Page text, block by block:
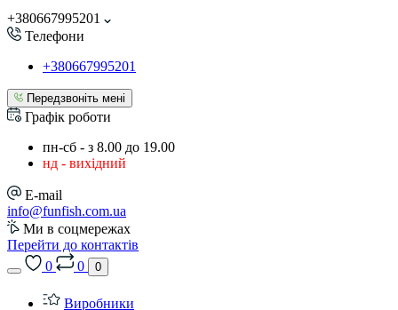
+380667995201
Телефони
+380667995201
Передзвоніть мені
Графік роботи
пн-сб - з 8.00 до 19.00
нд - вихідний
E-mail
info@funfish.com.ua
Ми в соцмережах
Перейти до контактів
0
0 0
Виробники